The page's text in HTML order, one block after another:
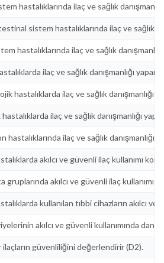
hastalıklarında ilaç ve sağlık
sistem hastalıklarında ilaç ve sağlık
hastalıklarında ilaç ve sağlık
ilaç ve sağlık danışmanlığı yapar
hastalıklarda ilaç ve sağlık danışmanlığı
ilaç ve sağlık danışmanlığı
hastalıklarında ilaç ve sağlık danışmanlığı
akılcı ve güvenli ilaç kullanımı
gruplarında akılcı ve güvenli ilaç
kullanılan tıbbi cihazların akılcı
akılcı ve güvenli kullanımında
güvenliliğini değerlendirir (D2).